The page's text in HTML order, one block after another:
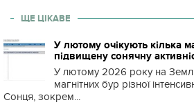
ЩЕ ЦІКАВЕ
У лютому очікують кілька
підвищену сонячну
У лютому 2026 року на
магнітних бур різної
Сонця, зокрем...